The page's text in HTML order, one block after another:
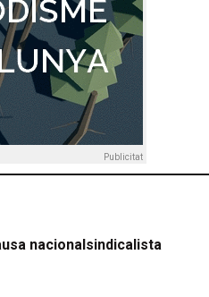
Publicitat
nacionalsindicalista